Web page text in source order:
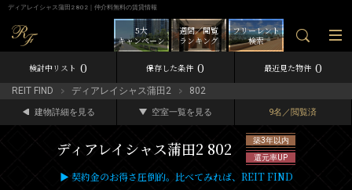
ディアレイシャス蒲田2 802｜仲介料無料の賃貸情報
フリーレント
検索
週間／閲覧
ランキング
5大
キャンペーン
検討中リスト 0 保存した条件 0 最近見た物件 0
REIT FIND ディアレイシャス蒲田2 802
建物詳細を見る 空室一覧を見る 9名／閲覧済
ディアレイシャス蒲田2 802
築3年以内
還元率UP
▶ 契約金のお得さ圧倒的。比べてみれば、REIT FIND